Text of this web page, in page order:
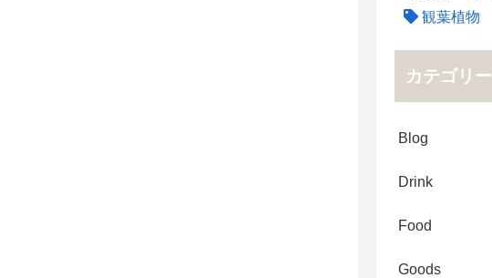
観葉植物
カテゴリー
Blog
Drink
Food
Goods